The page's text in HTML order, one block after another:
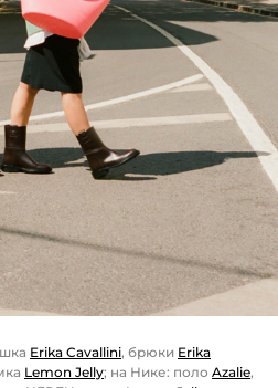
Erika Cavallini, брюки Erika
Lemon Jelly; на Нике: поло Azalie,